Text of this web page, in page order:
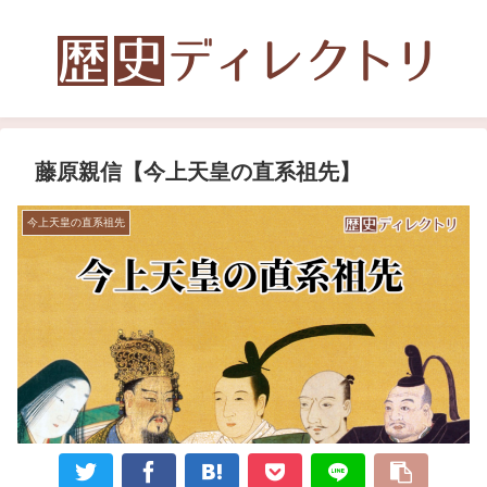
藤原親信【今上天皇の直系祖先】
今上天皇の直系祖先